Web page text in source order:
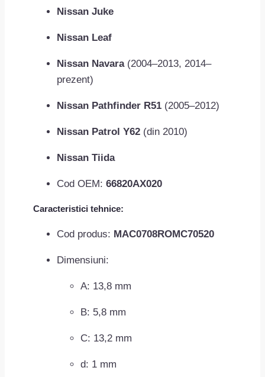
Nissan Juke
Nissan Leaf
Nissan Navara(2004–2013, 2014–
prezent)
Nissan Pathfinder R51 (2005–2012)
Nissan Patrol Y62 (din 2010)
Nissan Tiida
Cod OEM: 66820AX020
Caracteristici tehnice:
Cod produs: MAC0708ROMC70520
Dimensiuni:
A: 13,8 mm
B: 5,8 mm
C: 13,2 mm
d: 1 mm